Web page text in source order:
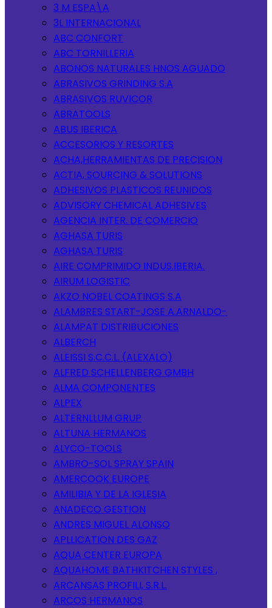
3 M ESPA\A
3L INTERNACIONAL
ABC CONFORT
ABC TORNILLERIA
ABONOS NATURALES HNOS AGUADO
ABRASIVOS GRINDING S.A
ABRASIVOS RUVICOR
ABRATOOLS
ABUS IBERICA
ACCESORIOS Y RESORTES
ACHA,HERRAMIENTAS DE PRECISION
ACTIA, SOURCING & SOLUTIONS
ADHESIVOS PLASTICOS REUNIDOS
ADVISORY CHEMICAL ADHESIVES
AGENCIA INTER. DE COMERCIO
AGHASA TURIS
AGHASA TURIS
AIRE COMPRIMIDO INDUS.IBERIA.
AIRUM LOGISTIC
AKZO NOBEL COATINGS S.A
ALAMBRES START-JOSE A.ARNALDO-
ALAMPAT DISTRIBUCIONES
ALBERCH
ALEISSI S.C.C.L. (ALEXALO)
ALFRED SCHELLENBERG GMBH
ALMA COMPONENTES
ALPEX
ALTERNLLUM GRUP
ALTUNA HERMANOS
ALYCO-TOOLS
AMBRO-SOL SPRAY SPAIN
AMERCOOK EUROPE
AMILIBIA Y DE LA IGLESIA
ANADECO GESTION
ANDRES MIGUEL ALONSO
APLLICATION DES GAZ
AQUA CENTER EUROPA
AQUAHOME BATHKITCHEN STYLES ,
ARCANSAS PROFILI, S.R.L.
ARCOS HERMANOS